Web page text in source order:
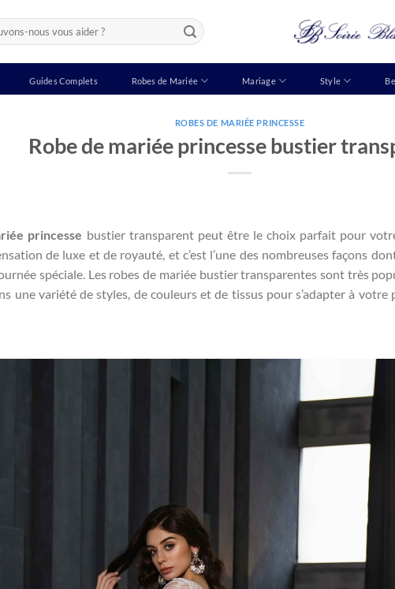
Guides Complets Robes de Mariée Mariage Style
ROBES DE MARIÉE PRINCESSE
Robe de mariée princesse bustier
princesse bustier transparent peut être le choix parfait pour
de luxe et de royauté, et c’est l’une des nombreuses façons
spéciale. Les robes de mariée bustier transparentes sont très
une variété de styles, de couleurs et de tissus pour s’adapter à